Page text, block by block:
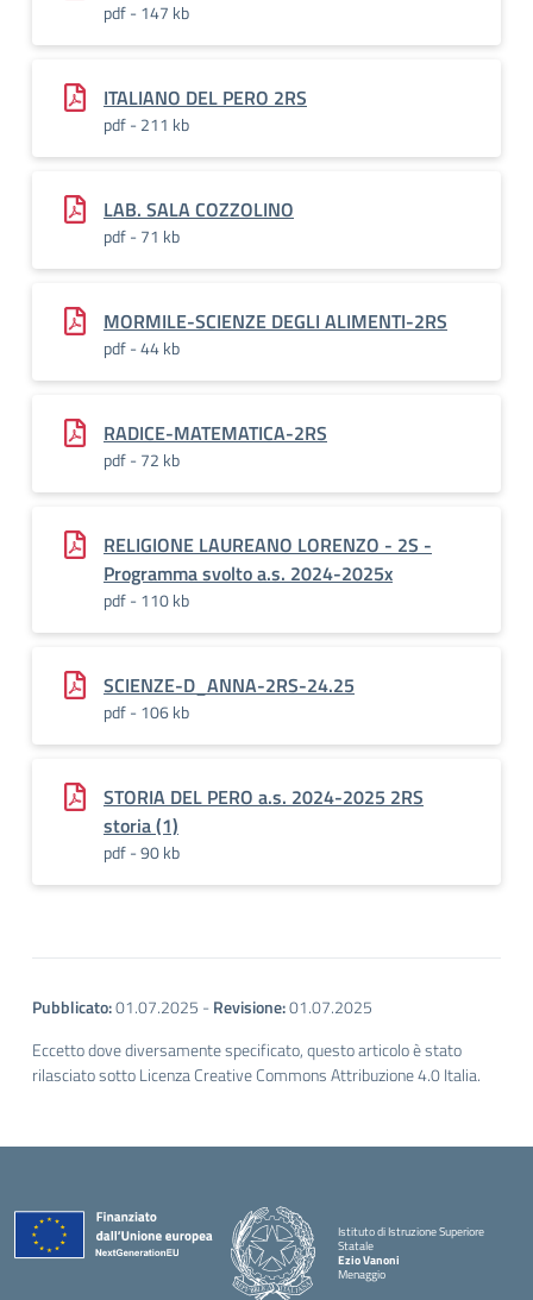
pdf - 147 kb
ITALIANO DEL PERO 2RS
pdf - 211 kb
LAB. SALA COZZOLINO
pdf - 71 kb
MORMILE-SCIENZE DEGLI ALIMENTI-2RS
pdf - 44 kb
RADICE-MATEMATICA-2RS
pdf - 72 kb
RELIGIONE LAUREANO LORENZO - 2S -
Programma svolto a.s. 2024-2025x
pdf - 110 kb
SCIENZE-D_ANNA-2RS-24.25
pdf - 106 kb
STORIA DEL PERO a.s. 2024-2025 2RS
storia (1)
pdf - 90 kb
Pubblicato:01.07.2025 -Revisione:01.07.2025
Eccetto dove diversamente specificato, questo articolo è stato
rilasciato sotto Licenza Creative Commons Attribuzione 4.0 Italia.
Istituto di Istruzione Superiore
Statale
Ezio Vanoni
Menaggio
— Visita la pagina iniziale della scuola